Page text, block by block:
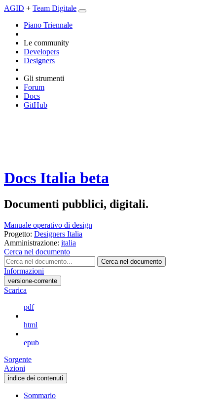
AGID + Team Digitale
Piano Triennale
Le community
Developers
Designers
Gli strumenti
Forum
Docs
GitHub
Docs Italia beta
Documenti pubblici, digitali.
Manuale operativo di design
Progetto: Designers Italia
Amministrazione: italia
Cerca nel documento
Cerca nel documento
Informazioni
versione-corrente
Scarica
pdf
html
epub
Sorgente
Azioni
indice dei contenuti
Sommario